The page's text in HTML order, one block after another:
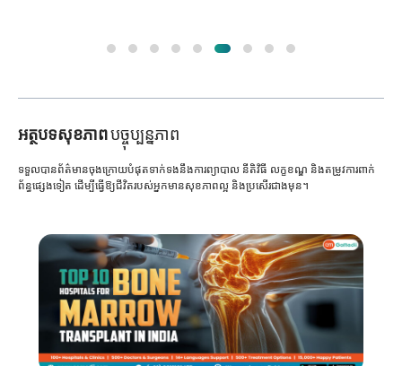
អត្ថបទសុខភាពបច្ចុប្បន្នភាព
ទទួលបានព័ត៌មានចុងក្រោយបំផុតទាក់ទងនឹងការព្យាបាល នីតិវិធី លក្ខខណ្ឌ និងតម្រូវការពាក់
ព័ន្ធផ្សេងទៀត ដើម្បីធ្វើឱ្យជីវិតរបស់អ្នកមានសុខភាពល្អ និងប្រសើរជាងមុន។